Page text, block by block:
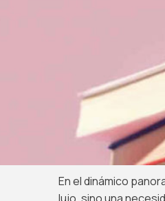
En el dinámico